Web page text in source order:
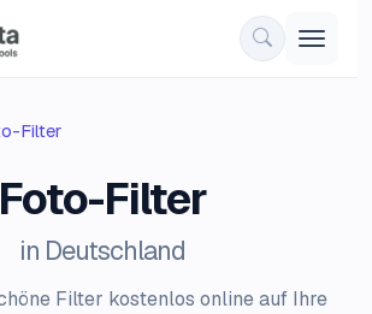
Filter
Foto-Filter
in Deutschland
Filter kostenlos online auf Ihre